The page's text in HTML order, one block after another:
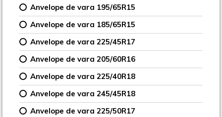
Anvelope de vara 195/65R15
Anvelope de vara 185/65R15
Anvelope de vara 225/45R17
Anvelope de vara 205/60R16
Anvelope de vara 225/40R18
Anvelope de vara 245/45R18
Anvelope de vara 225/50R17